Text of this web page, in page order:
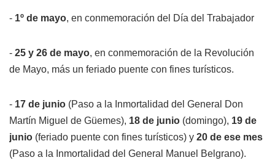
- 1º de mayo, en conmemoración del Día del Trabajador
- 25 y 26 de mayo, en conmemoración de la Revolución
de Mayo, más un feriado puente con fines turísticos.
- 17 de junio (Paso a la Inmortalidad del General Don
Martín Miguel de Güemes), 18 de junio (domingo), 19 de
junio (feriado puente con fines turísticos) y 20 de ese mes
(Paso a la Inmortalidad del General Manuel Belgrano).